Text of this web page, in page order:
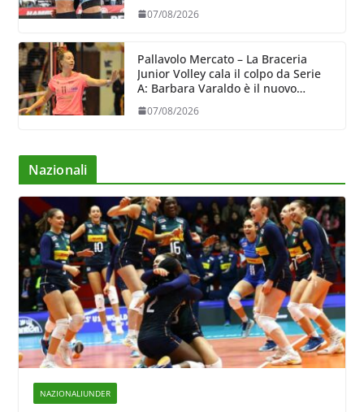
07/08/2026
Pallavolo Mercato – La Braceria
Junior Volley cala il colpo da Serie
A: Barbara Varaldo è il nuovo
07/08/2026
Nazionali
NAZIONALIUNDER